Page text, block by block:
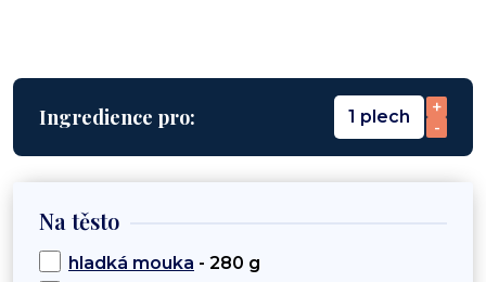
Ingredience pro: 1 plech
+
-
Na těsto
hladká mouka - 280 g